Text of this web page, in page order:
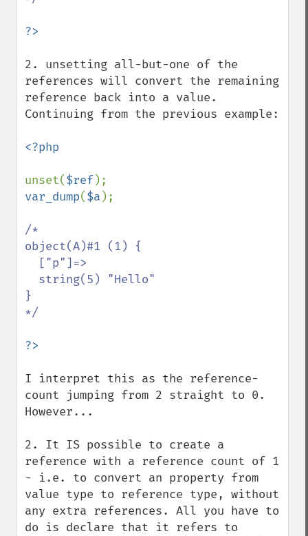
2. unsetting all-but-one of the
references will convert the remaining
reference back into a value.
Continuing from the previous example:
<?php
unset($ref
var_dump($a );
/*
object(A)#1 (1) {
}
*/
I interpret this as the reference-
count jumping from 2 straight to 0.
However...
2. It IS possible to create a
reference with a reference count of 1
- i.e. to convert an property from
value type to reference type, without
any extra references. All you have to
do is declare that it refers to